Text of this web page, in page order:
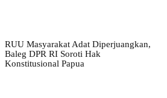
RUU Masyarakat Adat Diperjuangkan,
Baleg DPR RI Soroti Hak
Konstitusional Papua